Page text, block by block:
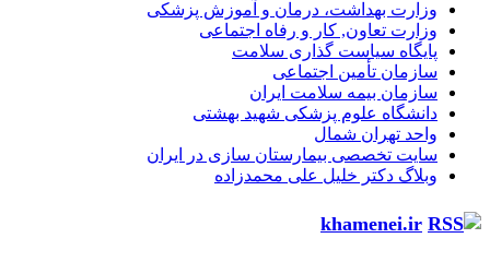
وزارت بهداشت، درمان و آموزش پزشکی
وزارت تعاون, کار و رفاه اجتماعی
پایگاه سیاست گذاری سلامت
سازمان تأمین اجتماعی
سازمان بیمه سلامت ایران
دانشگاه علوم پزشکی شهید بهشتی
واحد تهران شمال
سایت تخصصی بیمارستان سازی در ایران
وبلاگ دکتر خلیل علی محمدزاده
khamenei.ir